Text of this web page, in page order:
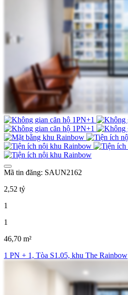
Mã tin đăng: SAUN2162
2,52 tỷ
1
1
46,70 m²
1 PN + 1, Tòa S1.05, khu The Rainbow